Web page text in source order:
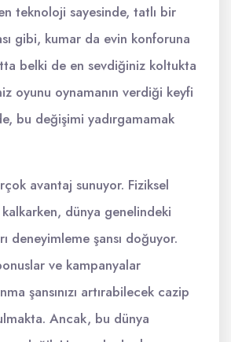
teknoloji sayesinde, tatlı bir
gibi, kumar da evin konforuna
belki de en sevdiğiniz koltukta
oyunu oynamanın verdiği keyfi
bu değişimi yadırgamamak
avantaj sunuyor. Fiziksel
kalkarken, dünya genelindeki
deneyimleme şansı doğuyor.
ve kampanyalar
şansınızı artırabilecek cazip
Ancak, bu dünya